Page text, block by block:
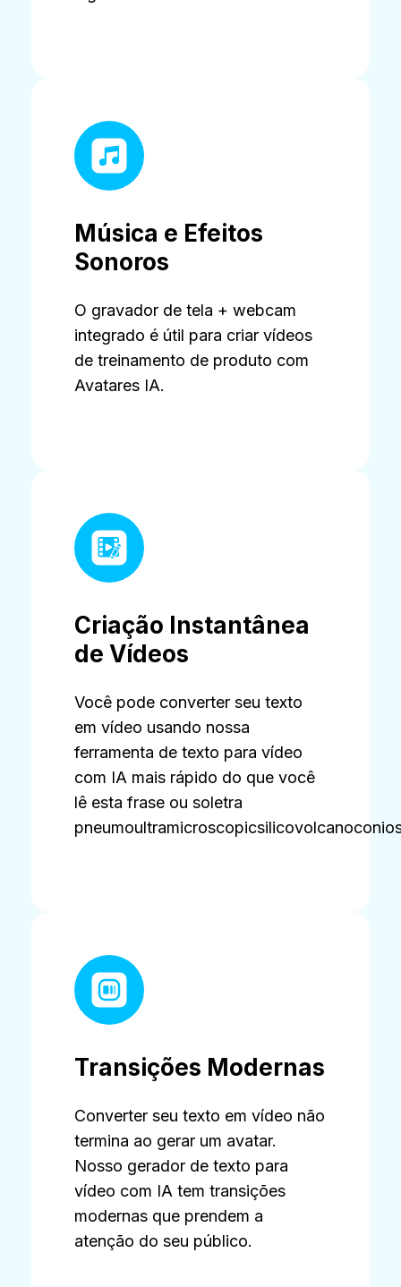
Música e Efeitos
Sonoros
O gravador de tela + webcam
integrado é útil para criar vídeos
de treinamento de produto com
Avatares IA.
Criação Instantânea
de Vídeos
Você pode converter seu texto
em vídeo usando nossa
ferramenta de texto para vídeo
com IA mais rápido do que você
lê esta frase ou soletra
Transições Modernas
Converter seu texto em vídeo não
termina ao gerar um avatar.
Nosso gerador de texto para
vídeo com IA tem transições
modernas que prendem a
atenção do seu público.